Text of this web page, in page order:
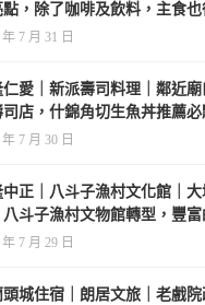
點，除了咖啡及飲料，主食
7 月 31 日
仁愛｜新派壽司料理｜鄰近
司店，什錦角切生魚丼推薦必
7 月 30 日
中正｜八斗子漁村文化館｜
八斗子漁村文物館轉型，豐
走訪7 月 29 日
頭城住宿｜朗居文旅｜老戲